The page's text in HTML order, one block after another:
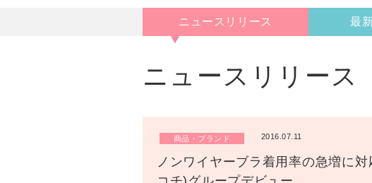
店舗検索
ニュースリリース 最
ニュースリリース
商品・ブランド 2016.07.11
ノンワイヤーブラ着用率の急増に